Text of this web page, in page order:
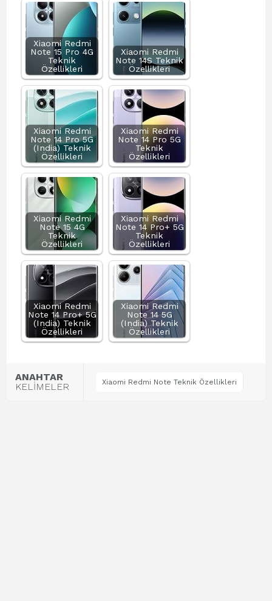
Xiaomi Redmi
Note 15 Pro 4G
Teknik
Özellikleri
Xiaomi Redmi
Note 14S Teknik
Özellikleri
Xiaomi Redmi
Note 14 Pro 5G
(India) Teknik
Özellikleri
Xiaomi Redmi
Note 14 Pro 5G
Teknik
Özellikleri
Xiaomi Redmi
Note 15 4G
Teknik
Özellikleri
Xiaomi Redmi
Note 14 Pro+ 5G
Teknik
Özellikleri
Xiaomi Redmi
Note 14 Pro+ 5G
(India) Teknik
Özellikleri
Xiaomi Redmi
Note 14 5G
(India) Teknik
Özellikleri
ANAHTAR
KELİMELER
Xiaomi Redmi Note Teknik Özellikleri